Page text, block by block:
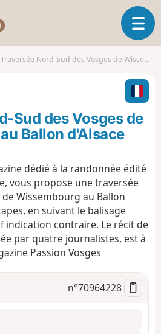
s
o
o
T
o
l
n
a
a
t
n
Traversée Nord-Sud des Vosges de Wissembourg au Ballon d'Alsace
Sud des Vosges de
Ballon d'Alsace
dédié à la randonnée édité
vous propose une traversée
Wissembourg au Ballon
en suivant le balisage
indication contraire. Le récit de
par quatre journalistes, est à
Passion Vosges
n°70964228